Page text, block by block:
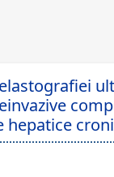
hepatice